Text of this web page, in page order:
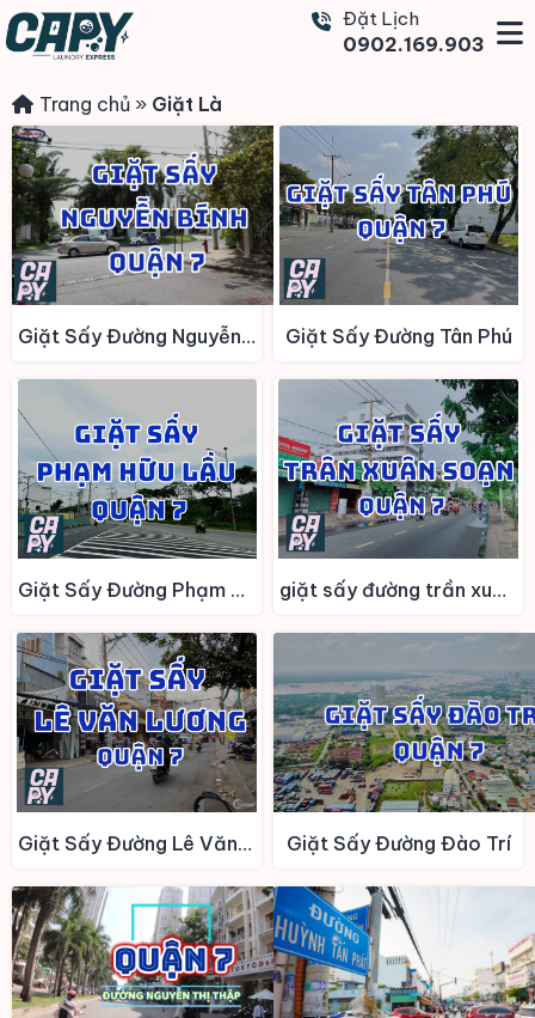
Đặt Lịch
0902.169.903
Trang chủ » Giặt Là
Giặt Sấy Đường Nguyễn Bính Giặt Sấy Đường Tân Phú
Giặt Sấy Đường Phạm Hữu Lầu giặt sấy đường trần xuân soạn
Giặt Sấy Đường Lê Văn Lương Giặt Sấy Đường Đào Trí